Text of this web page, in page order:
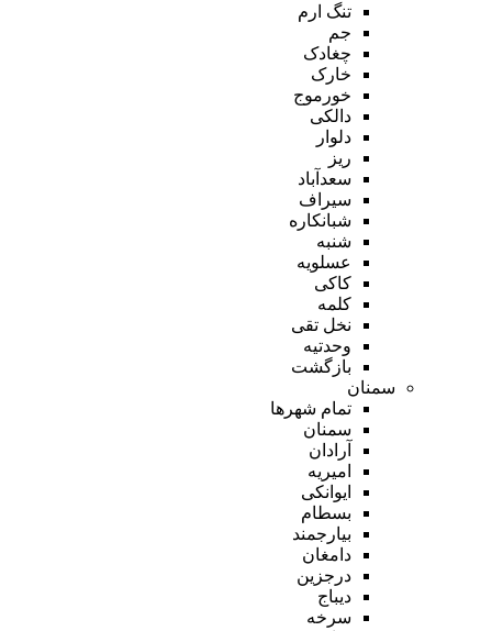
تنگ ارم
جم
چغادک
خارک
خورموج
دالکی
دلوار
ریز
سعدآباد
سیراف
شبانکاره
شنبه
عسلویه
کاکی
کلمه
نخل تقی
وحدتیه
بازگشت
سمنان
تمام شهر‌ها
سمنان
آرادان
امیریه
ایوانکی
بسطام
بیارجمند
دامغان
درجزین
دیباج
سرخه